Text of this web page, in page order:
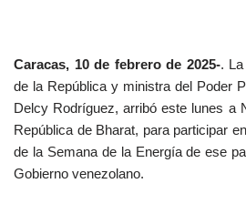
Caracas, 10 de febrero de 2025-. La
de la República y ministra del Poder
Delcy Rodríguez, arribó este lunes a
República de Bharat, para participar
de la Semana de la Energía de ese
Gobierno venezolano.